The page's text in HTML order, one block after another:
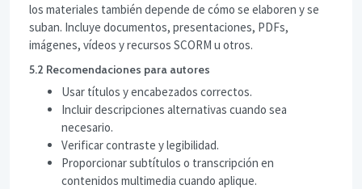
los materiales también depende de cómo se elaboren y se
suban. Incluye documentos, presentaciones, PDFs,
imágenes, vídeos y recursos SCORM u otros.
5.2 Recomendaciones para autores
Usar títulos y encabezados correctos.
Incluir descripciones alternativas cuando sea
necesario.
Verificar contraste y legibilidad.
Proporcionar subtítulos o transcripción en
contenidos multimedia cuando aplique.